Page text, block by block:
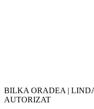
BILKA ORADEA |
AUTORIZAT